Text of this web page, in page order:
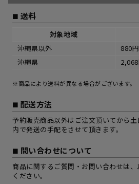
送料
対象地域
沖縄県以外
880
沖縄県
2,068
※商品により送料が異なる場合がございます。
配送方法
予約販売商品以外はご注文頂いてから
内で発送の手配をさせて頂きます。
問い合わせについて
商品に関するご質問・お問い合わせは
ください。